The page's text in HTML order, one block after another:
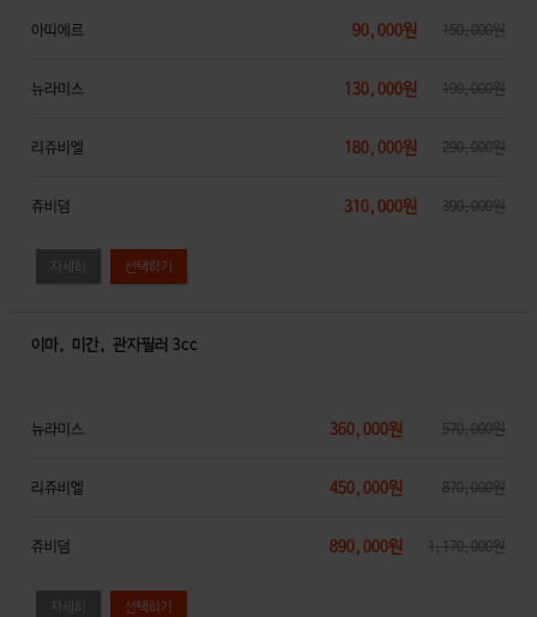
자세히
아띠에르 90,000원 150,000원
뉴라미스 130,000원 190,000원
리쥬비엘 180,000원 290,000원
쥬비덤 310,000원 390,000원
이마, 미간, 관자필러 3cc
．
자세히
뉴라미스 360,000원 570,000원
리쥬비엘 450,000원 870,000원
쥬비덤 890,000원 1,170,000원